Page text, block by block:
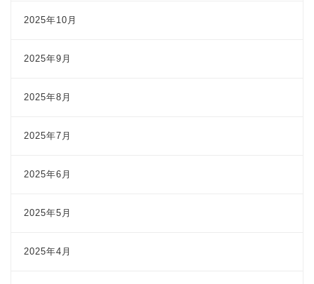
2025年10月
2025年9月
2025年8月
2025年7月
2025年6月
2025年5月
2025年4月